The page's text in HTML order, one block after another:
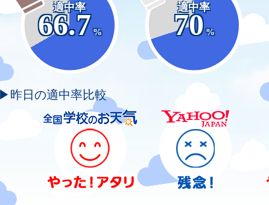
適中率
66.7
%
適中率
70
%
▶昨日の適中率比較